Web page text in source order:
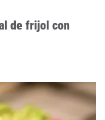
de frijol con